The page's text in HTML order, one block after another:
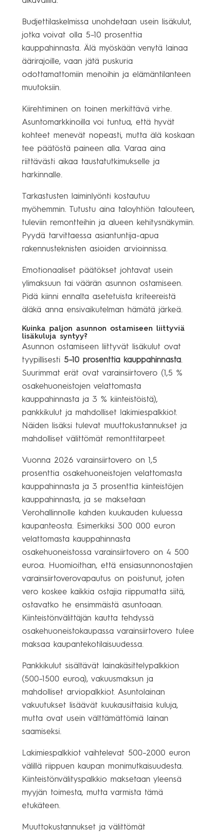
Budjettilaskelmissa unohdetaan usein lisäkulut,
jotka voivat olla 5–10 prosenttia
kauppahinnasta. Älä myöskään venytä lainaa
äärirajoille, vaan jätä puskuria
odottamattomiin menoihin ja elämäntilanteen
muutoksiin.
Kiirehtiminen on toinen merkittävä virhe.
Asuntomarkkinoilla voi tuntua, että hyvät
kohteet menevät nopeasti, mutta älä koskaan
tee päätöstä paineen alla. Varaa aina
riittävästi aikaa taustatutkimukselle ja
harkinnalle.
Tarkastusten laiminlyönti kostautuu
myöhemmin. Tutustu aina taloyhtiön talouteen,
tuleviin remontteihin ja alueen kehitysnäkymiin.
Pyydä tarvittaessa asiantuntija-apua
rakennusteknisten asioiden arvioinnissa.
Emotionaaliset päätökset johtavat usein
ylimaksuun tai väärän asunnon ostamiseen.
Pidä kiinni ennalta asetetuista kriteereistä
äläkä anna ensivaikutelman hämätä järkeä.
Kuinka paljon asunnon ostamiseen liittyviä
lisäkuluja syntyy?
Asunnon ostamiseen liittyvät lisäkulut ovat
tyypillisesti 5–10 prosenttia kauppahinnasta.
Suurimmat erät ovat varainsiirtovero (1,5 %
osakehuoneistojen velattomasta
kauppahinnasta ja 3 % kiinteistöistä),
pankkikulut ja mahdolliset lakimiespalkkiot.
Näiden lisäksi tulevat muuttokustannukset ja
mahdolliset välittömät remonttitarpeet.
Vuonna 2026 varainsiirtovero on 1,5
prosenttia osakehuoneistojen velattomasta
kauppahinnasta ja 3 prosenttia kiinteistöjen
kauppahinnasta, ja se maksetaan
Verohallinnolle kahden kuukauden kuluessa
kaupanteosta. Esimerkiksi 300 000 euron
velattomasta kauppahinnasta
osakehuoneistossa varainsiirtovero on 4 500
euroa. Huomioithan, että ensiasunnonostajien
varainsiirtoverovapautus on poistunut, joten
vero koskee kaikkia ostajia riippumatta siitä,
ostavatko he ensimmäistä asuntoaan.
Kiinteistönvälittäjän kautta tehdyssä
osakehuoneistokaupassa varainsiirtovero tulee
maksaa kaupantekotilaisuudessa.
Pankkikulut sisältävät lainakäsittelypalkkion
(500–1500 euroa), vakuusmaksun ja
mahdolliset arviopalkkiot. Asuntolainan
vakuutukset lisäävät kuukausittaisia kuluja,
mutta ovat usein välttämättömiä lainan
saamiseksi.
Lakimiespalkkiot vaihtelevat 500–2000 euron
välillä riippuen kaupan monimutkaisuudesta.
Kiinteistönvälityspalkkio maksetaan yleensä
myyjän toimesta, mutta varmista tämä
etukäteen.
Muuttokustannukset ja välittömät